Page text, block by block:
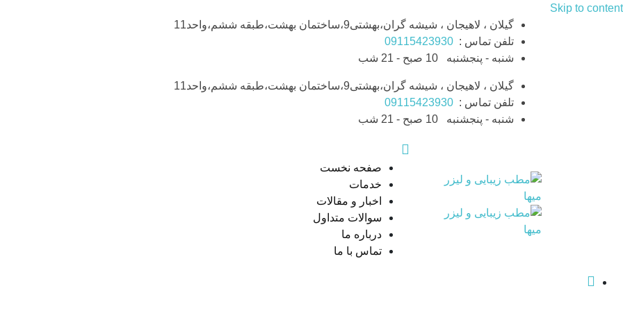
Skip to content
گیلان ، لاهیجان ، شیشه گران،بهشتی9،ساختمان بهشت،طبقه ششم،واحد11
تلفن تماس : 09115423930
شنبه - پنجشنبه
گیلان ، لاهیجان ، شیشه گران،بهشتی9،ساختمان بهشت،طبقه ششم،واحد11
تلفن تماس : 09115423930
شنبه - پنجشنبه
صفحه نخست
خدمات
اخبار و مقالات
سوالات متداول
درباره ما
تماس با ما